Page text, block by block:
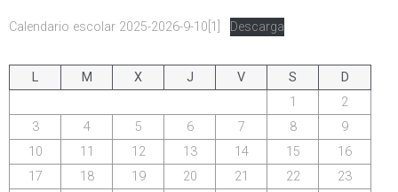
Calendario escolar 2025-2026-9-10[1] Descarga
L M X J V S
D
1
2
3
4 5 6 7 8
9
10
11 12 13 14 15
16
17
18 19 20 21 22
23